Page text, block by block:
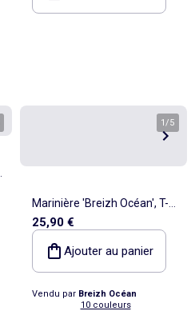
1 /5
Marinière 'Breizh Océan', T-
Shirt rayé mixte épais en
Coton Bio, Homme ou
Femme
25,90 €
Ajouter au panier
Vendu par Breizh Océan
10 couleurs